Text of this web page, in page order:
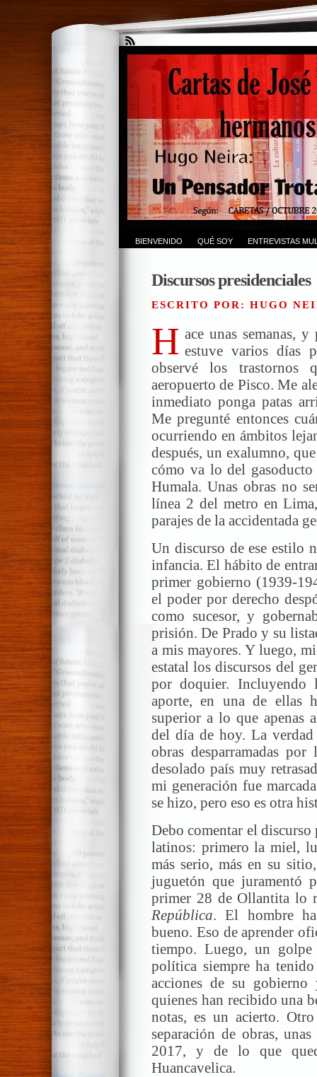
BIENVENIDO QUÉ SOY ENTREVISTAS
Discursos presidenciales
ESCRITO POR: HUGO
H ace unas semanas,
estuve varios días
observé los trastornos
aeropuerto de Pisco. Me
inmediato ponga patas
Me pregunté entonces
ocurriendo en ámbitos
después, un exalumno,
cómo va lo del gasoducto
Humala. Unas obras no
línea 2 del metro en
parajes de la accidentada
Un discurso de ese estilo
infancia. El hábito de
primer gobierno (1939-
el poder por derecho
como sucesor, y
prisión. De Prado y su
a mis mayores. Y luego,
estatal los discursos del
por doquier. Incluyendo
aporte, en una de ellas
superior a lo que apenas
del día de hoy. La
obras desparramadas
desolado país muy
mi generación fue
se hizo, pero eso es otra
Debo comentar el
latinos: primero la miel,
más serio, más en su
juguetón que juramentó
primer 28 de Ollantita lo
República. El hombre
bueno. Eso de aprender
tiempo. Luego, un
política siempre ha
acciones de su
quienes han recibido una
notas, es un acierto.
separación de obras,
2017, y de lo que
Huancavelica.